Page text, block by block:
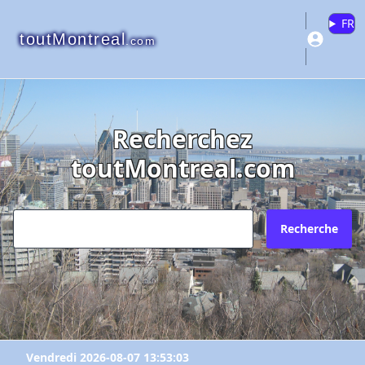
toutMontreal.com
FR
Recherchez
toutMontreal.com
Recherche
Vendredi 2026-08-07 13:53:03